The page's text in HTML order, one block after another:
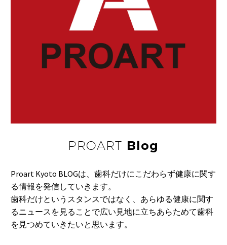
謹賀新年
04 1月 2021
糖尿病悪化予防
糖尿病関連の学会など
で作る「日本糖尿病
30 3月 2016
健康経営優良法人2025
皆さんの日常で使って
いる「味噌」は、実
は…
24 1月 2020
体をポカポカに
ニンニクは、「温性」
の香辛料で、体が冷
え…
23 4月 2016
睡眠=酵素を生産
PROART Blog
Proart Kyoto BLOGは、歯科だけにこだわらず健康に関す
る情報を発信していきます。
歯科だけというスタンスではなく、あらゆる健康に関す
るニュースを見ることで広い見地に立ちあらためて歯科
を見つめていきたいと思います。